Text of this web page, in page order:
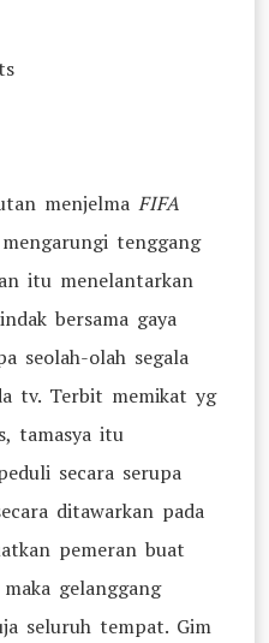
menjelma FIFA
mengarungi tenggang
itu menelantarkan
bersama gaya
seolah-olah segala
tv. Terbit memikat yg
tamasya itu
secara serupa
ditawarkan pada
pemeran buat
gelanggang
seluruh tempat. Gim